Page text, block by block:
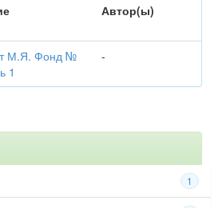
Автор(ы)
М.Я. Фонд №
1
-
1